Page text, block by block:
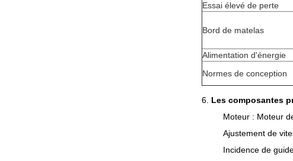
Essai élevé de perte
Bord de matelas
Alimentation d'énergie
Normes de conception
6. Les composantes
Moteur : Moteur
Ajustement de
Incidence de